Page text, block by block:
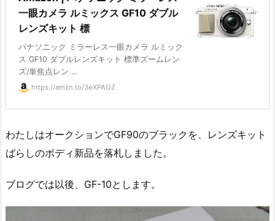
一眼カメラ ルミックス GF10 ダブル
レンズキット 標
パナソニック ミラーレス一眼カメラ ルミック
ス GF10 ダブルレンズキット 標準ズームレン
ズ/単焦点レン ...
https://amzn.to/3eXPAOZ
わたしはオークションでGF90のブラックを、レンズキット
ばらしのボディ新品を落札しました。
ブログでは以後、GF-10とします。